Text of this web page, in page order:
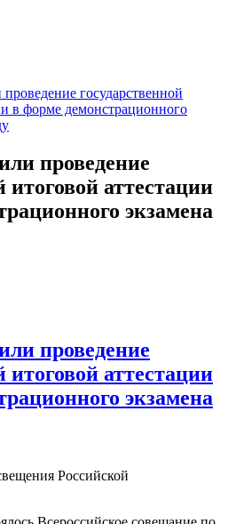
государственной
в форме демонстрационного
проведение
итоговой аттестации
экзамена
проведение
итоговой аттестации
экзамена
Российской